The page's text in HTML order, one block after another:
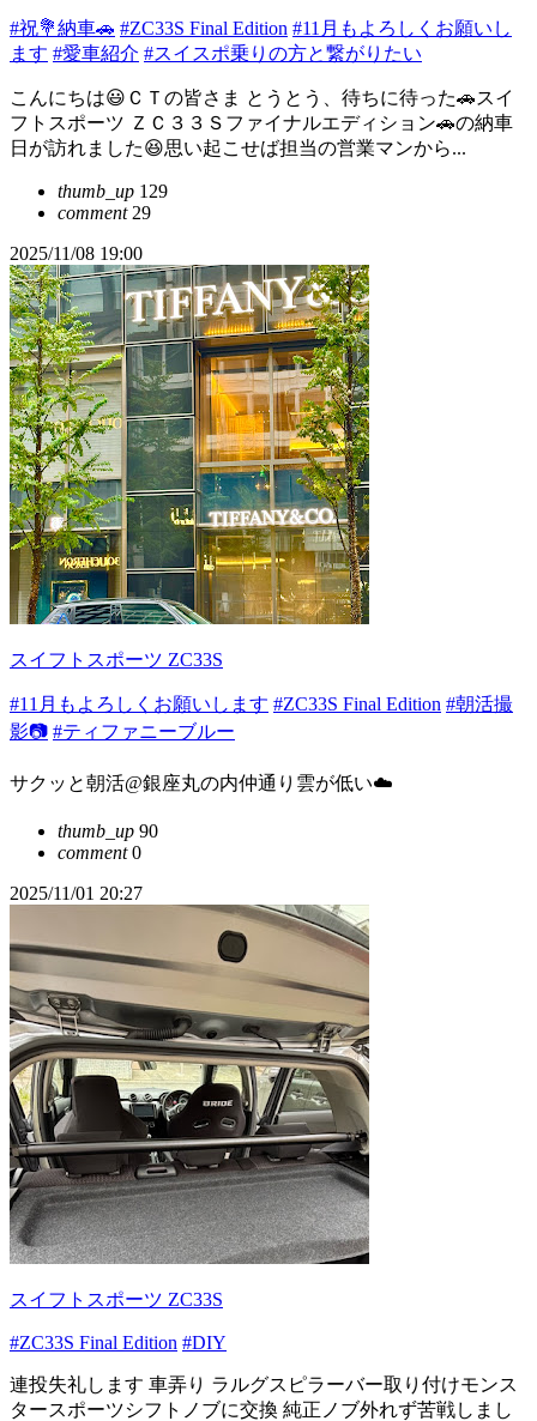
#祝💐納車🚗 #ZC33S Final Edition #11月もよろしくお願いし
ます #愛車紹介 #スイスポ乗りの方と繋がりたい
こんにちは😃ＣＴの皆さま とうとう、待ちに待った🚗スイ
フトスポーツ ＺＣ３３Ｓファイナルエディション🚗の納車
日が訪れました😆思い起こせば担当の営業マンから...
thumb_up 129
comment29
2025/11/08 19:00
スイフトスポーツ ZC33S
#11月もよろしくお願いします #ZC33S Final Edition #朝活撮
影📷 #ティファニーブルー
サクッと朝活@銀座丸の内仲通り雲が低い☁️
thumb_up 90
comment0
2025/11/01 20:27
スイフトスポーツ ZC33S
#ZC33S Final Edition #DIY
連投失礼します 車弄り ラルグスピラーバー取り付けモンス
タースポーツシフトノブに交換 純正ノブ外れず苦戦しまし